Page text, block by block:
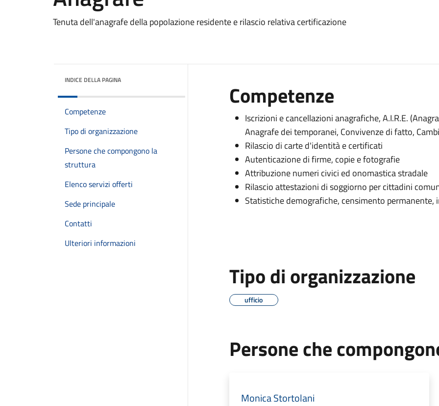
Tenuta dell'anagrafe della popolazione residente e rilascio relativa certificazione
INDICE DELLA PAGINA
Competenze
Tipo di organizzazione
Persone che compongono la
struttura
Elenco servizi offerti
Sede principale
Contatti
Ulteriori informazioni
Competenze
Iscrizioni e cancellazioni anagrafiche, A.I.R.E.
Anagrafe dei temporanei, Convivenze di fatto,
Rilascio di carte d'identità e certificati
Autenticazione di firme, copie e fotografie
Attribuzione numeri civici ed onomastica stradale
Rilascio attestazioni di soggiorno per cittadini
Statistiche demografiche, censimento permanente,
Tipo di organizzazione
ufficio
Persone che
Monica Stortolani